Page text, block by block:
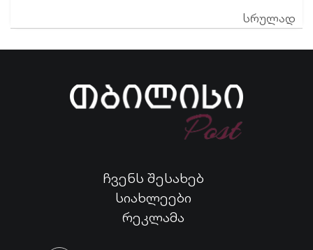
სრულად
ჩვენს შესახებ
სიახლეები
რეკლამა